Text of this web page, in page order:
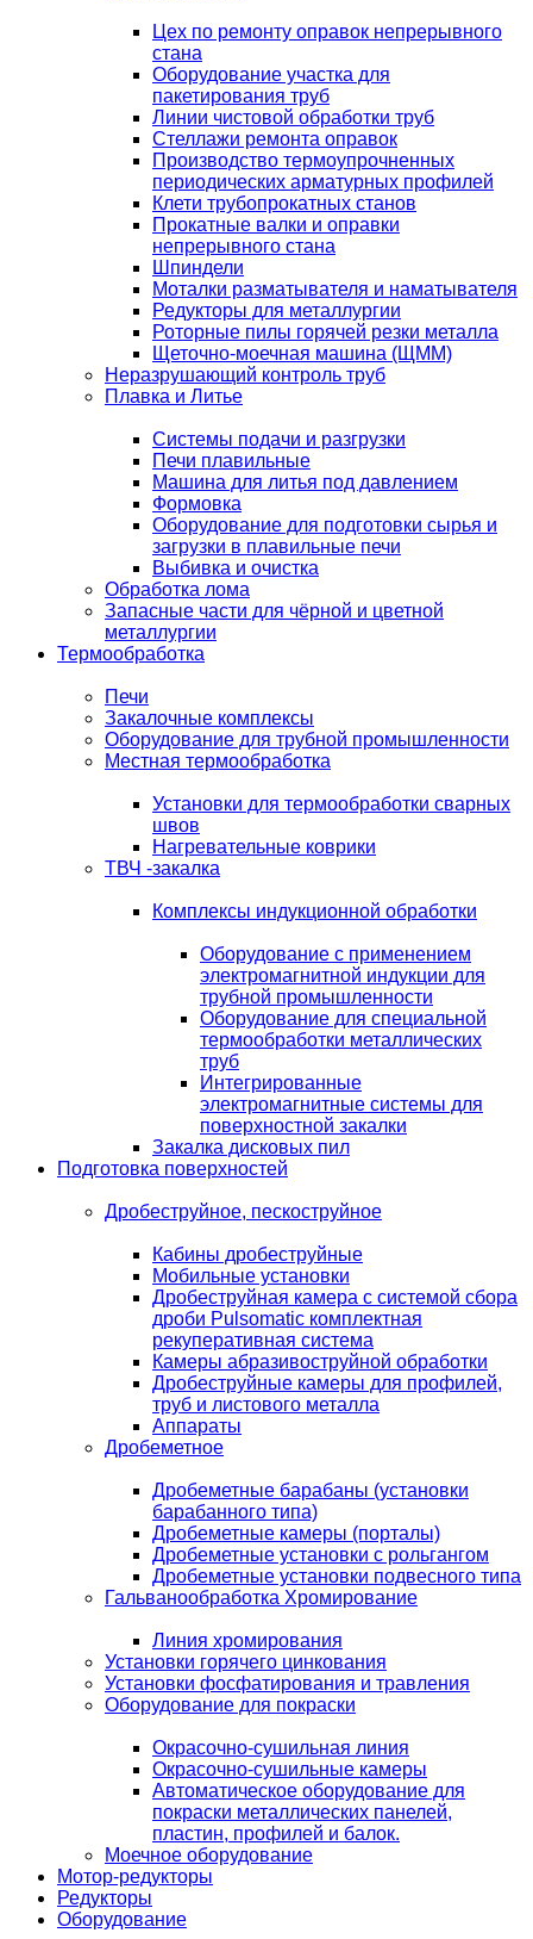
Цех по ремонту оправок непрерывного
стана
Оборудование участка для
пакетирования труб
Линии чистовой обработки труб
Стеллажи ремонта оправок
Производство термоупрочненных
периодических арматурных профилей
Клети трубопрокатных станов
Прокатные валки и оправки
непрерывного стана
Шпиндели
Моталки разматывателя и наматывателя
Редукторы для металлургии
Роторные пилы горячей резки металла
Щеточно-моечная машина (ЩММ)
Неразрушающий контроль труб
Плавка и Литье
Системы подачи и разгрузки
Печи плавильные
Машина для литья под давлением
Формовка
Оборудование для подготовки сырья и
загрузки в плавильные печи
Выбивка и очистка
Обработка лома
Запасные части для чёрной и цветной
металлургии
Термообработка
Печи
Закалочные комплексы
Оборудование для трубной промышленности
Местная термообработка
Установки для термообработки сварных
швов
Нагревательные коврики
ТВЧ -закалка
Комплексы индукционной обработки
Оборудование с применением
электромагнитной индукции для
трубной промышленности
Оборудование для специальной
термообработки металлических
труб
Интегрированные
электромагнитные системы для
поверхностной закалки
Закалка дисковых пил
Подготовка поверхностей
Дробеструйное, пескоструйное
Кабины дробеструйные
Мобильные установки
Дробеструйная камера с системой сбора
дроби Pulsomatic комплектная
рекуперативная система
Камеры абразивоструйной обработки
Дробеструйные камеры для профилей,
труб и листового металла
Аппараты
Дробеметное
Дробеметные барабаны (установки
барабанного типа)
Дробеметные камеры (порталы)
Дробеметные установки с рольгангом
Дробеметные установки подвесного типа
Гальванообработка Хромирование
Линия хромирования
Установки горячего цинкования
Установки фосфатирования и травления
Оборудование для покраски
Окрасочно-сушильная линия
Окрасочно-сушильные камеры
Автоматическое оборудование для
покраски металлических панелей,
пластин, профилей и балок.
Моечное оборудование
Мотор-редукторы
Редукторы
Оборудование